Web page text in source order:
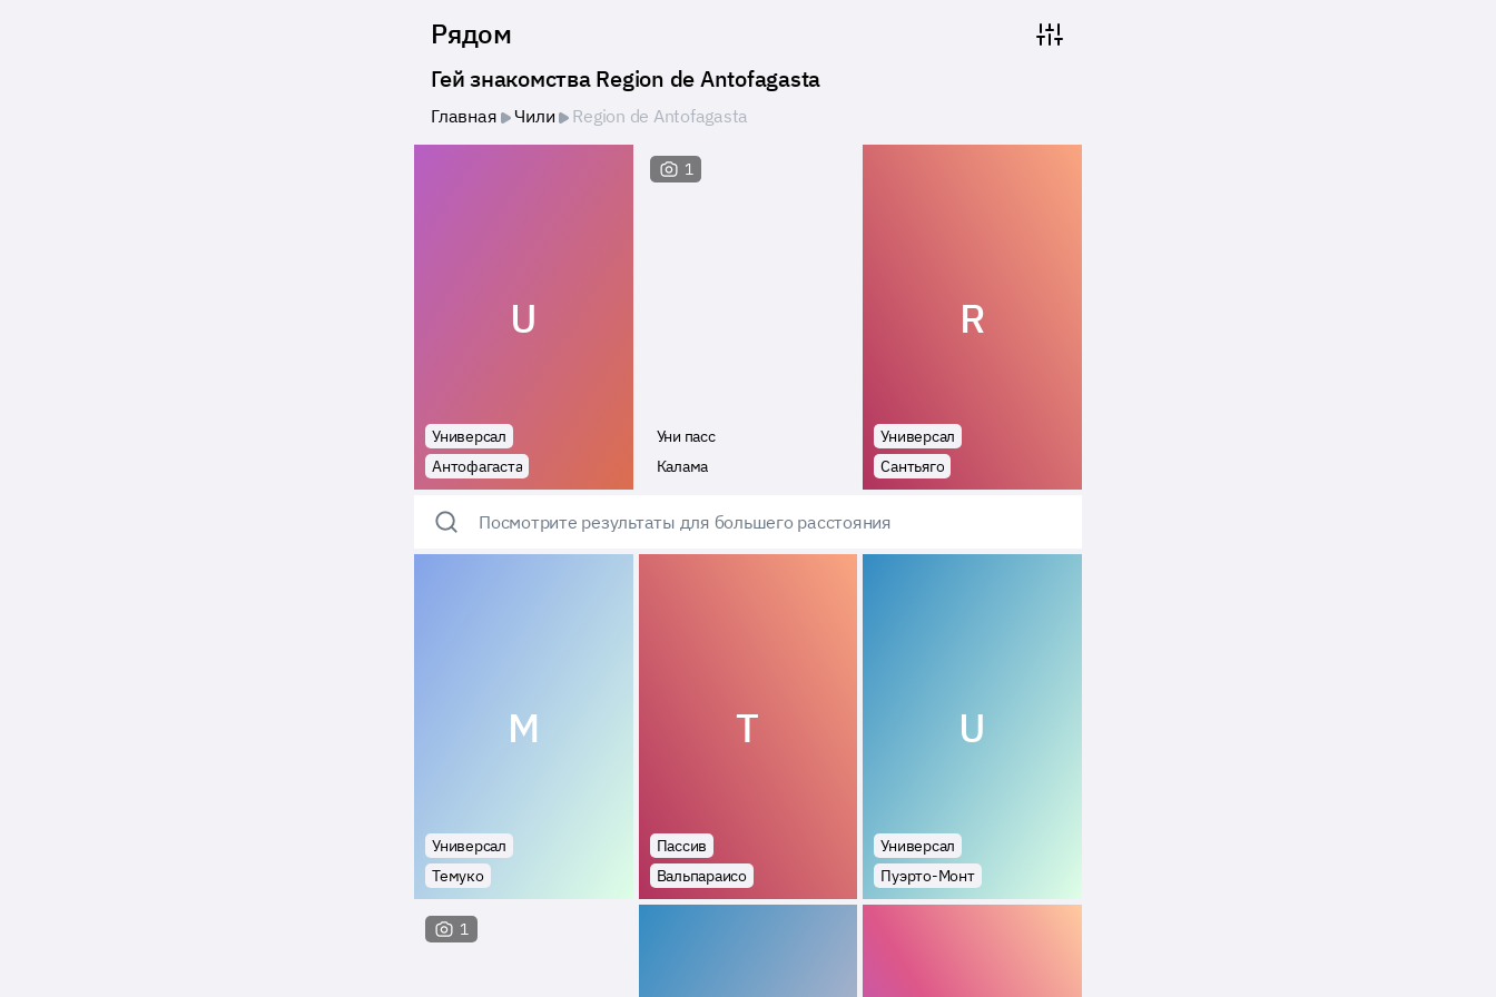
Рядом
Гей знакомства Region de Antofagasta
Главная Чили Region de Antofagasta
U
Универсал
Антофагаста
1
Уни пасс
Калама
R
Универсал
Сантьяго
Посмотрите результаты для большего расстояния
M
Универсал
Темуко
T
Пассив
Вальпараисо
U
Универсал
Пуэрто-Монт
1